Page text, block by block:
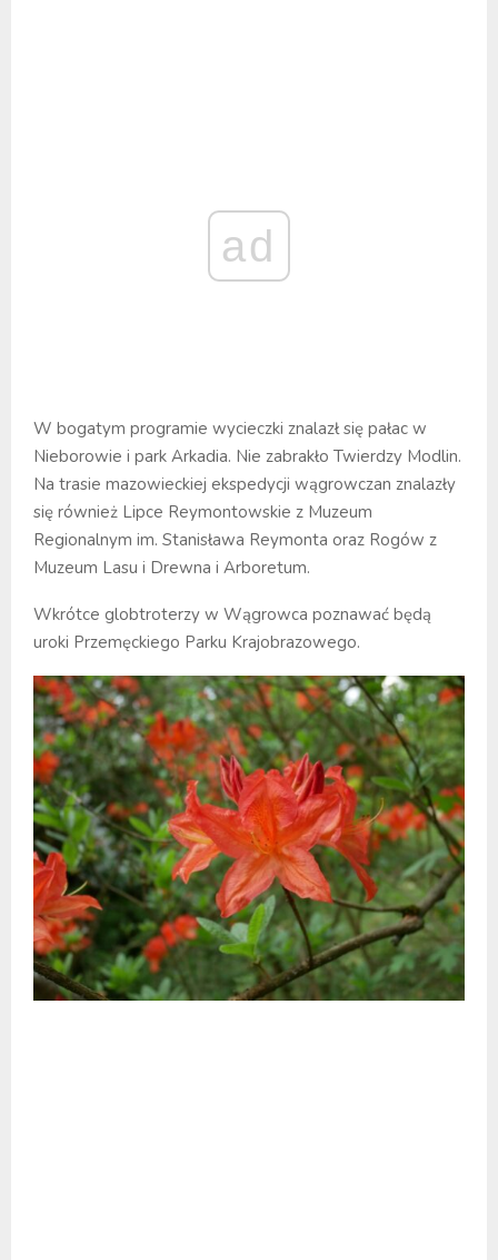
ad
W bogatym programie wycieczki znalazł się pałac w
Nieborowie i park Arkadia. Nie zabrakło Twierdzy Modlin.
Na trasie mazowieckiej ekspedycji wągrowczan znalazły
się również Lipce Reymontowskie z Muzeum
Regionalnym im. Stanisława Reymonta oraz Rogów z
Muzeum Lasu i Drewna i Arboretum.
Wkrótce globtroterzy w Wągrowca poznawać będą
uroki Przemęckiego Parku Krajobrazowego.